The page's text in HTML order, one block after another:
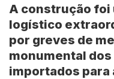
A construção foi
logístico
por greves de
monumental
importados para